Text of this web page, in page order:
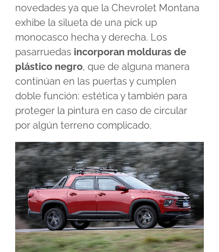
novedades ya que la Chevrolet Montana
exhibe la silueta de una pick up
monocasco hecha y derecha. Los
pasarruedas incorporan molduras de
plástico negro, que de alguna manera
continúan en las puertas y cumplen
doble función: estética y también para
proteger la pintura en caso de circular
por algún terreno complicado.